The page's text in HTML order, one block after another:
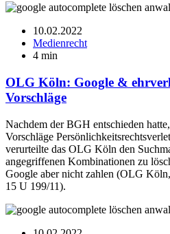
10.02.2022
Medienrecht
4 min
OLG Köln: Google &
Vorschläge
Nachdem der BGH entschieden
Vorschläge
verurteilte das OLG Köln den
angegriffenen Kombinationen zu
Google aber nicht zahlen (OLG
15 U 199/11).